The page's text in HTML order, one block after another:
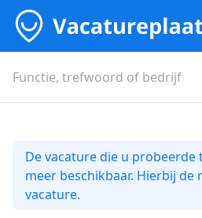
De vacature die u probeerde
meer beschikbaar. Hierbij de
vacature.